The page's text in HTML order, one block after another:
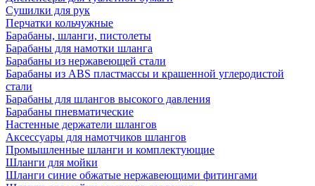
Сушилки для рук
Перчатки кольчужные
Барабаны, шланги, пистолеты
Барабаны для намотки шланга
Барабаны из нержавеющей стали
Барабаны из ABS пластмассы и крашенной углеродистой
стали
Барабаны для шлангов высокого давления
Барабаны пневматические
Настенные держатели шлангов
Аксессуары для намотчиков шлангов
Промышленные шланги и комплектующие
Шланги для мойки
Шланги синие обжатые нержавеющими фитингами